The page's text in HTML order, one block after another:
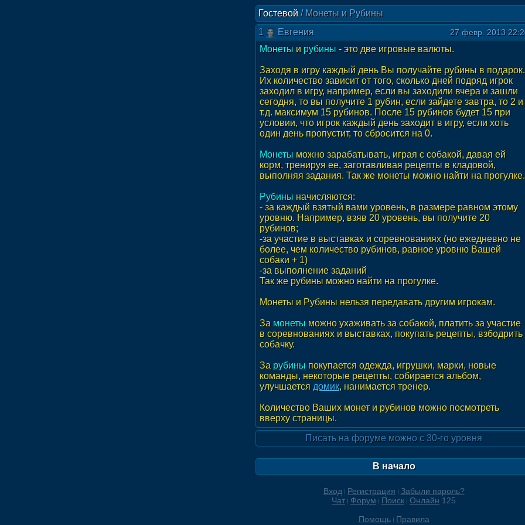
Гостевой / Монеты и Рубины
1
Евгения 27 февр. 2013
Монеты и рубины - это две игровые валюты.
Заходя в игру каждый день Вы получайте рубины в подарок.
Их количество зависит от того, сколько дней подряд игрок
заходил в игру, например, если вы заходили вчера и зашли
сегодня, то вы получите 1 рубин, если зайдете завтра, то 2 и
т.д. максимум 15 рубинов. После 15 рубинов будет 15 при
условии, что игрок каждый день заходит в игру, если хоть
один день пропустит, то сбросится на 0.
Монеты можно зарабатывать, играя с собакой, давая ей
корм, тренируя ее, заготавливая рецепты в кладовой,
выполняя задания. Так же монеты можно найти на прогулке.
Рубины начисляются:
- за каждый взятый вами уровень, в размере равном этому
уровню. Например, взяв 20 уровень, вы получите 20
рубинов;
-за участие в выставках и соревнованиях (но ежедневно не
более, чем количество рубинов, равное уровню Вашей
собаки + 1)
-за выполнение заданий
Так же рубины можно найти на прогулке.
Монеты и Рубины нельзя передавать другим игрокам.
За монеты можно ухаживать за собакой, платить за участие
в соревнованиях и выставках, покупать рецепты, взбодрить
собачку.
За рубины покупается одежда, игрушки, марки, новые
команды, некоторые рецепты, собирается альбом,
улучшается домик, нанимается тренер.
Количество Ваших монет и рубинов можно посмотреть
вверху страницы.
Писать на форуме можно с 30-го уровня
В начало
Вход Регистрация
Забыли пароль?
Чат
Форум Поиск Онлайн 125
Помощь
Правила